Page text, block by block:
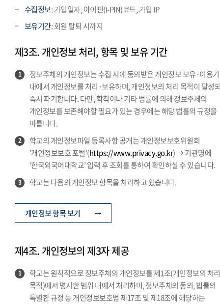
수집정보: 가입일자, 아이핀(I-PIN)코드, 가입 IP
보유기간: 회원 탈퇴 시까지
제3조. 개인정보 처리, 항목 및 보유 기간
1
정보주체의 개인정보는 수집 시에 동의받은 개인정보 보유·이용
내에서 개인정보를 처리·보유하며, 개인정보의 처리 목적이 달성
즉시 파기합니다. 다만, 학칙이나 기타 법률에 의해 정보주체의
개인정보를 보존해야할 필요가 있는 경우에는 해당 법률의 규정을
따릅니다.
2
학교의 개인정보파일 등록사항 공개는 개인정보보호위원회
'개인정보보호 포털'(https://www.privacy.go.kr) → 기관명에
‘한국외국어대학교’ 입력 후 조회를 통하여 확인하실 수 있습니다.
3 학교는 다음의 개인정보 항목을 처리하고 있습니다.
개인정보 항목 보기
제4조. 개인정보의 제3자 제공
1
학교는 원칙적으로 정보주체의 개인정보를 제1조(개인정보의 처리
목적)에서 명시한 범위 내에서 처리하며, 정보주체의 동의, 법률의
특별한 규정 등 개인정보보호법 제17조 및 제18조에 해당하는